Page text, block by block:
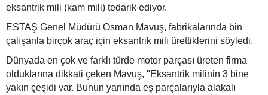
eksantrik mili (kam mili) tedarik ediyor.
ESTAŞ Genel Müdürü Osman Mavuş, fabrikalarında bin
çalışanla birçok araç için eksantrik mili ürettiklerini söyledi.
Dünyada en çok ve farklı türde motor parçası üreten firma
olduklarına dikkati çeken Mavuş, "Eksantrik milinin 3 bine
yakın çeşidi var. Bunun yanında eş parçalarıyla alakalı